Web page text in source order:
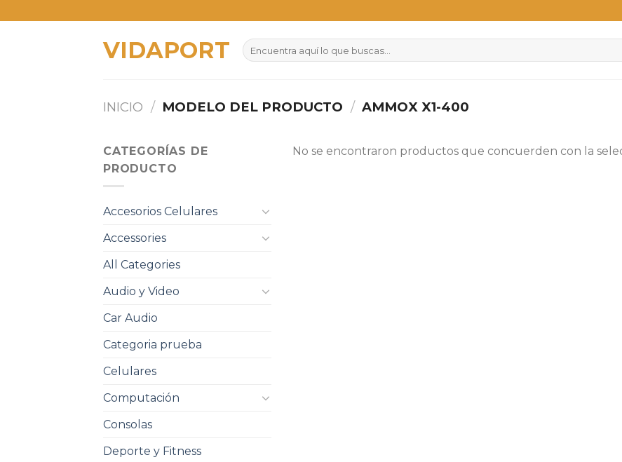
to
VIDAPORT
Buscar
por:
INICIO / MODELO DEL PRODUCTO / AMMOX X1-400
CATEGORÍAS DE
PRODUCTO
Accesorios Celulares
Accessories
All Categories
Audio y Video
Car Audio
Categoria prueba
Celulares
Computación
Consolas
Deporte y Fitness
No se encontraron productos que concuerden con la